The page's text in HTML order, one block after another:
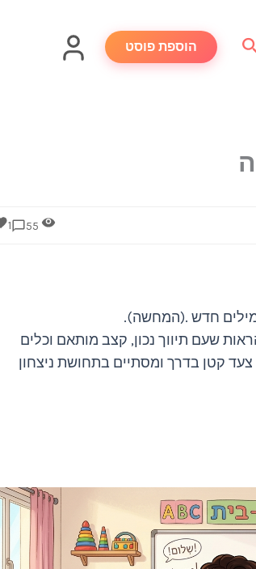
חיפוש הוספת פוסט
1
חדש .(המחשה).
שעם תיווך נכון, קצב מותאם וכלים
צעד קטן בדרך ומסתיים בתחושת ניצחון